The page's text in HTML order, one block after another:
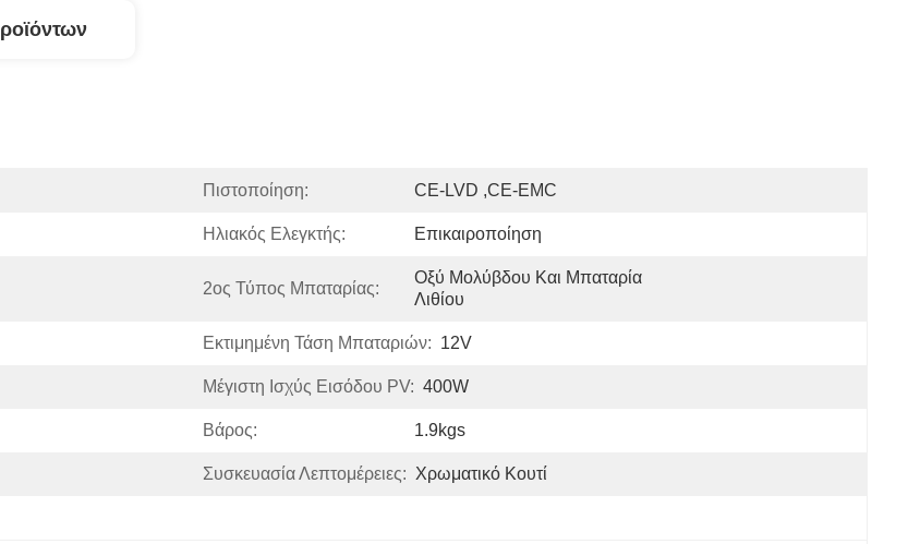
Πιστοποίηση: CE-LVD ,CE-EMC
Ηλιακός Ελεγκτής: Επικαιροποίηση
2ος Τύπος Μπαταρίας:
Οξύ Μολύβδου Και Μπαταρία
Λιθίου
Εκτιμημένη Τάση Μπαταριών: 12V
Μέγιστη Ισχύς Εισόδου PV: 400W
Βάρος: 1.9kgs
Συσκευασία Λεπτομέρειες: Χρωματικό Κουτί